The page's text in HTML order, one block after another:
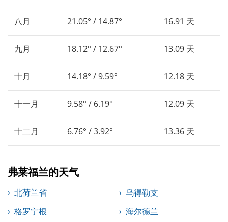
八月 21.05° / 14.87° 16.91 天
九月 18.12° / 12.67° 13.09 天
十月 14.18° / 9.59° 12.18 天
十一月 9.58° / 6.19° 12.09 天
十二月 6.76° / 3.92° 13.36 天
弗莱福兰的天气
北荷兰省
乌得勒支
格罗宁根
海尔德兰